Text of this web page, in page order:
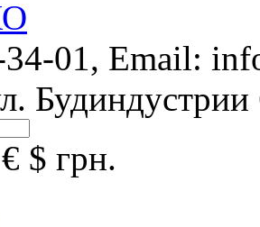
01, Email:
Будиндустрии
€ $ грн.